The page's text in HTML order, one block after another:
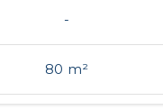
-
80 m²